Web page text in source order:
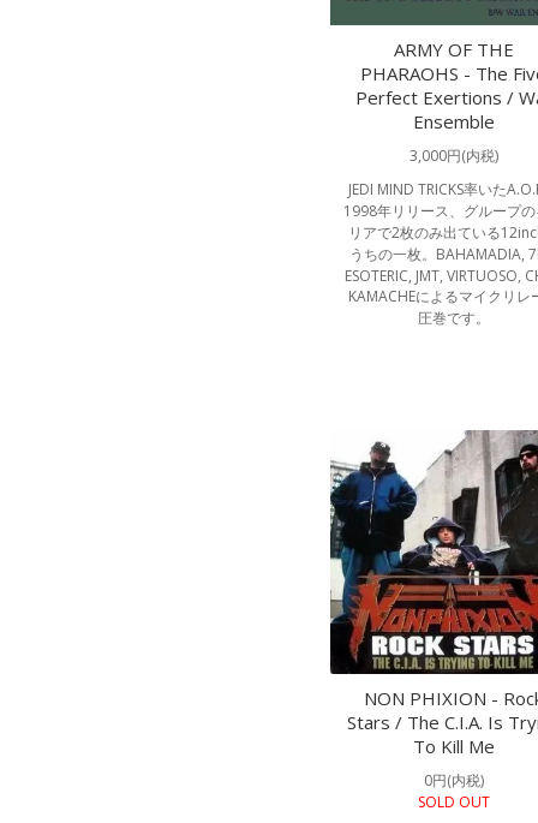
ARMY OF THE
PHARAOHS - The
Perfect Exertions /
Ensemble
3,000円(内税)
JEDI MIND TRICKS率いた
1998年リリース、グループ
リアで2枚のみ出ている
うちの一枚。BAHAMADIA,
ESOTERIC, JMT, VIRTUOSO,
KAMACHEによるマイクリレ
圧巻です。
NON PHIXION -
Stars / The C.I.A. Is
To Kill Me
0円(内税)
SOLD OUT